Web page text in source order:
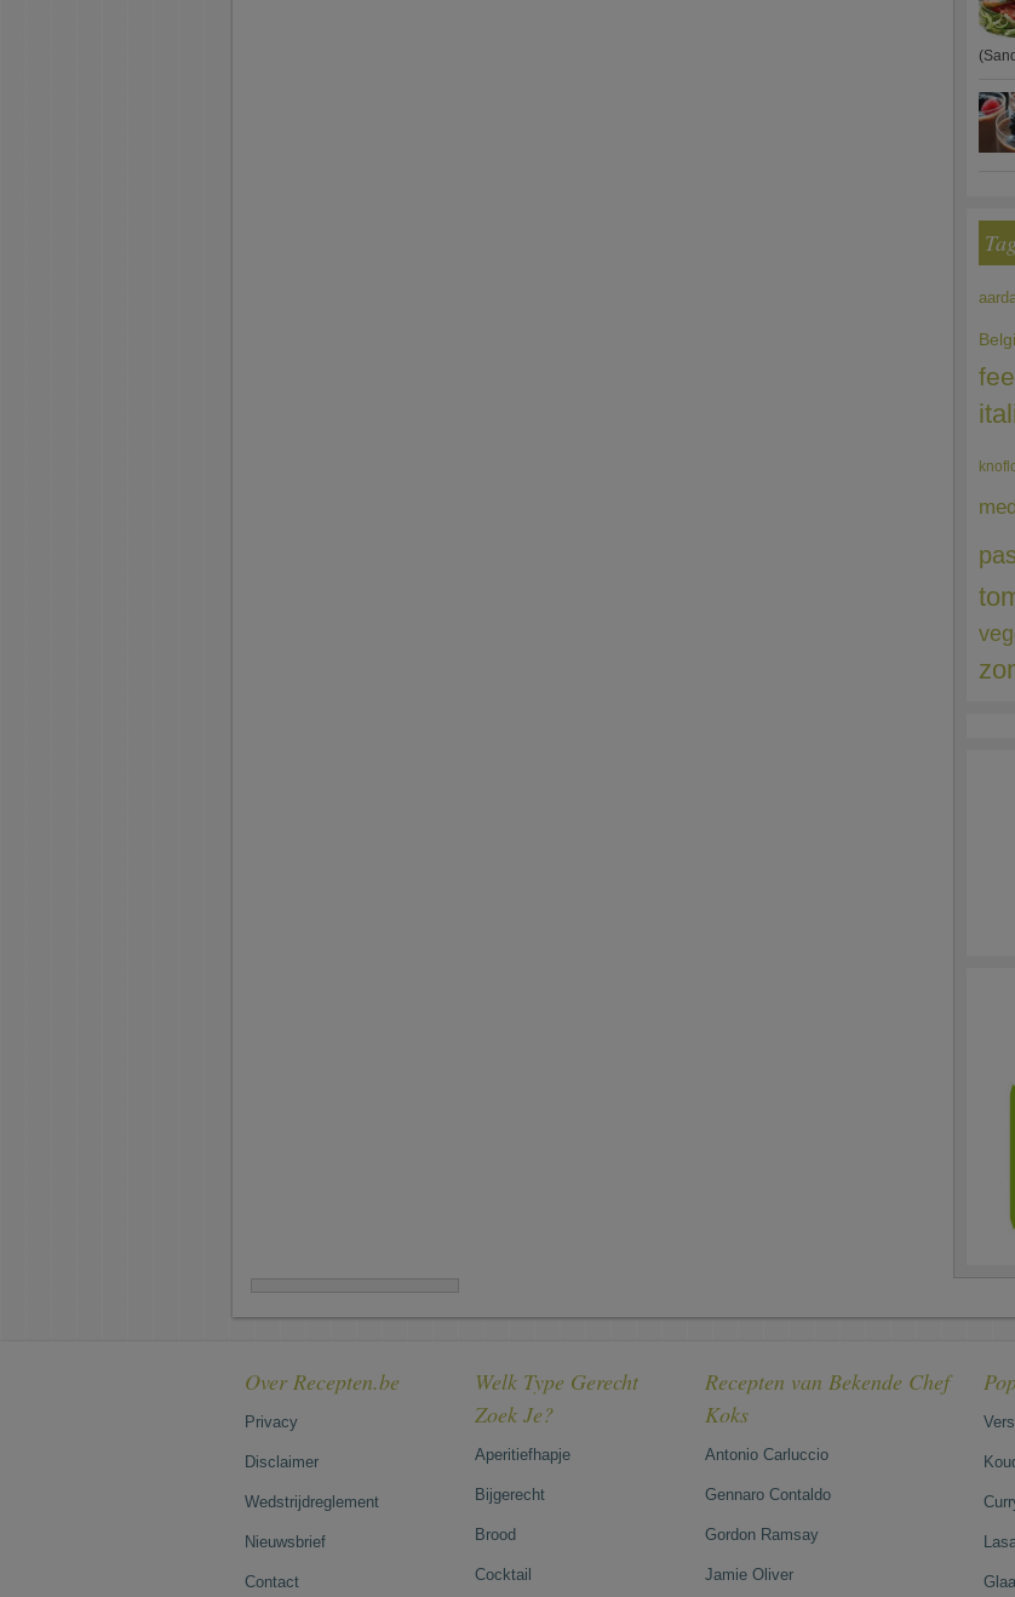
Over Recepten.be
Privacy
Disclaimer
Wedstrijdreglement
Nieuwsbrief
Contact
Welk Type Gerecht
Zoek Je?
Aperitiefhapje
Bijgerecht
Brood
Cocktail
Recepten van Bekende Chef
Koks
Antonio Carluccio
Gennaro Contaldo
Gordon Ramsay
Jamie Oliver